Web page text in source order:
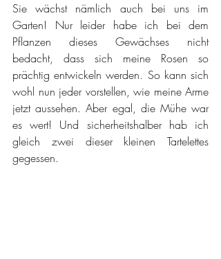
Sie wächst nämlich auch bei uns im
Garten! Nur leider habe ich bei dem
Pflanzen dieses Gewächses nicht
bedacht, dass sich meine Rosen so
prächtig entwickeln werden. So kann sich
wohl nun jeder vorstellen, wie meine Arme
jetzt aussehen. Aber egal, die Mühe war
es wert! Und sicherheitshalber hab ich
gleich zwei dieser kleinen Tartelettes
gegessen.